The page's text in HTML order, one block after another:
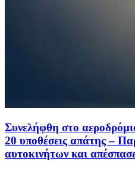
Συνελήφθη στο
20 υποθέσεις απάτης –
αυτοκινήτων και